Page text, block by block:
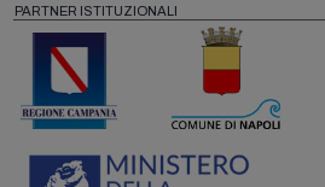
PARTNER ISTITUZIONALI